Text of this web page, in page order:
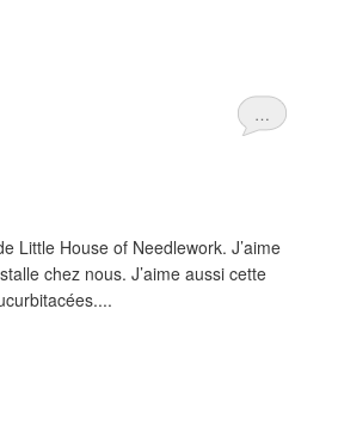
…
Little House of Needlework. J’aime
chez nous. J’aime aussi cette